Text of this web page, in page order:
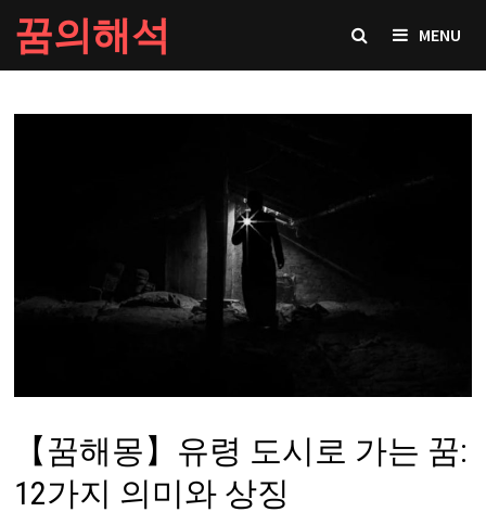
Skip
to
content
꿈의해석 MENU
【꿈해몽】유령 도시로 가는 꿈:
12가지 의미와 상징